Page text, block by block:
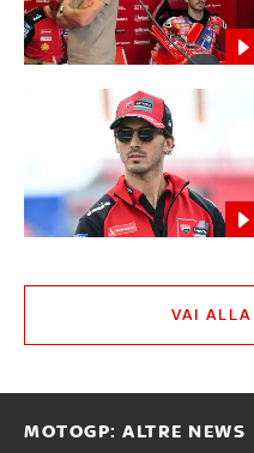
VAI ALLA
MOTOGP: ALTRE NEWS